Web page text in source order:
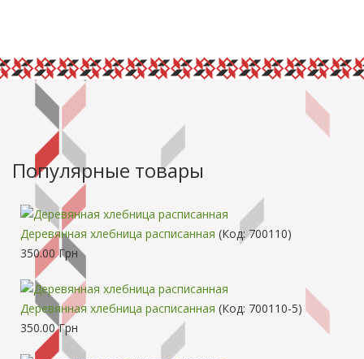
Популярные товары
Деревянная хлебница расписанная (Код:700110)
350.00 Грн
Деревянная хлебница расписанная (Код: 700110-5)
350.00 Грн